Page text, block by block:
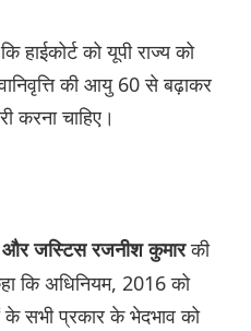
हाईकोर्ट को यूपी राज्य को
की आयु 60 से बढ़ाकर
करना चाहिए।
और जस्टिस रजनीश कुमारकी
कि अधिनियम, 2016 को
सभी प्रकार के भेदभाव को